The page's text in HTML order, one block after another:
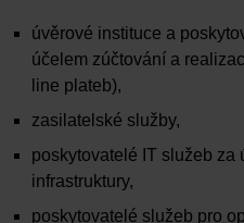
úvěrové instituce a
účelem zúčtování a
line plateb),
zasilatelské služby,
poskytovatelé IT služeb za
infrastruktury,
poskytovatelé služeb pro